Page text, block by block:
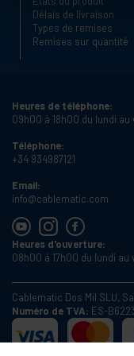
Délais de livraison
Types de remises
Remises sur quantité
Heures de téléphone:
09h00 à 18h00 du lundi au
Téléphone:
+34 934987121
Email:
info@cablematic.com
Heures d'ouverture:
08h00 à 17h00 du lundi au
Cablematic Dos Mil SLU,
Numéro de TVA: ES-